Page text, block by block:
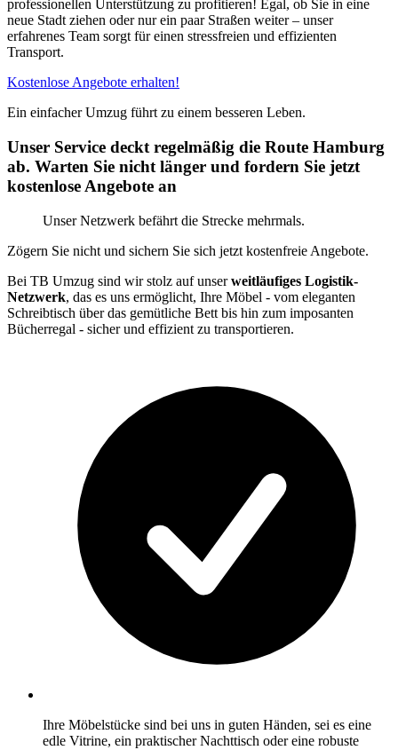
professionellen Unterstützung zu profitieren! Egal, ob Sie in eine
neue Stadt ziehen oder nur ein paar Straßen weiter – unser
erfahrenes Team sorgt für einen stressfreien und effizienten
Transport.
Kostenlose Angebote erhalten!
Ein einfacher Umzug führt zu einem besseren Leben.
Unser Service deckt regelmäßig die Route Hamburg
ab. Warten Sie nicht länger und fordern Sie jetzt
kostenlose Angebote an
Unser Netzwerk befährt die Strecke mehrmals.
Zögern Sie nicht und sichern Sie sich jetzt kostenfreie Angebote.
Bei TB Umzug sind wir stolz auf unserweitläufiges Logistik-
Netzwerk, das es uns ermöglicht, Ihre Möbel - vom eleganten
Schreibtisch über das gemütliche Bett bis hin zum imposanten
Bücherregal - sicher und effizient zu transportieren.
Ihre Möbelstücke sind bei uns in guten Händen, sei es eine
edle Vitrine, ein praktischer Nachttisch oder eine robuste